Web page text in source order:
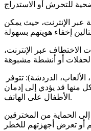
عبر الإنترنت، حيث يمكن
الاختطاف عبر الإنترنت،
منها قد يؤدي إلى إدمان
الأطفال على الهاتف.
إلى الحماية من المخترقين